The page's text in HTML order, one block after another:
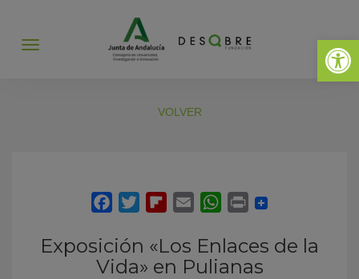
Abrir
Abrir
VOLVER
Exposición «Los Enlaces de la
Vida» en Pulianas